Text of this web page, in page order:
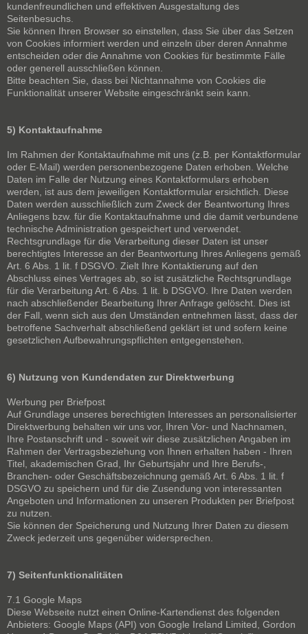
kundenfreundlichen und effektiven Ausgestaltung des
Seitenbesuchs.
Sie können Ihren Browser so einstellen, dass Sie über das Setzen
von Cookies informiert werden und einzeln über deren Annahme
entscheiden oder die Annahme von Cookies für bestimmte Fälle
oder generell ausschließen können.
Bitte beachten Sie, dass bei Nichtannahme von Cookies die
Funktionalität unserer Website eingeschränkt sein kann.
5) Kontaktaufnahme
Im Rahmen der Kontaktaufnahme mit uns (z.B. per Kontaktformular
oder E-Mail) werden personenbezogene Daten erhoben. Welche
Daten im Falle der Nutzung eines Kontaktformulars erhoben
werden, ist aus dem jeweiligen Kontaktformular ersichtlich. Diese
Daten werden ausschließlich zum Zweck der Beantwortung Ihres
Anliegens bzw. für die Kontaktaufnahme und die damit verbundene
technische Administration gespeichert und verwendet.
Rechtsgrundlage für die Verarbeitung dieser Daten ist unser
berechtigtes Interesse an der Beantwortung Ihres Anliegens gemäß
Art. 6 Abs. 1 lit. f DSGVO. Zielt Ihre Kontaktierung auf den
Abschluss eines Vertrages ab, so ist zusätzliche Rechtsgrundlage
für die Verarbeitung Art. 6 Abs. 1 lit. b DSGVO. Ihre Daten werden
nach abschließender Bearbeitung Ihrer Anfrage gelöscht. Dies ist
der Fall, wenn sich aus den Umständen entnehmen lässt, dass der
betroffene Sachverhalt abschließend geklärt ist und sofern keine
gesetzlichen Aufbewahrungspflichten entgegenstehen.
6) Nutzung von Kundendaten zur Direktwerbung
Werbung per Briefpost
Auf Grundlage unseres berechtigten Interesses an personalisierter
Direktwerbung behalten wir uns vor, Ihren Vor- und Nachnamen,
Ihre Postanschrift und - soweit wir diese zusätzlichen Angaben im
Rahmen der Vertragsbeziehung von Ihnen erhalten haben - Ihren
Titel, akademischen Grad, Ihr Geburtsjahr und Ihre Berufs-,
Branchen- oder Geschäftsbezeichnung gemäß Art. 6 Abs. 1 lit. f
DSGVO zu speichern und für die Zusendung von interessanten
Angeboten und Informationen zu unseren Produkten per Briefpost
zu nutzen.
Sie können der Speicherung und Nutzung Ihrer Daten zu diesem
Zweck jederzeit uns gegenüber widersprechen.
7) Seitenfunktionalitäten
7.1 Google Maps
Diese Webseite nutzt einen Online-Kartendienst des folgenden
Anbieters: Google Maps (API) von Google Ireland Limited, Gordon